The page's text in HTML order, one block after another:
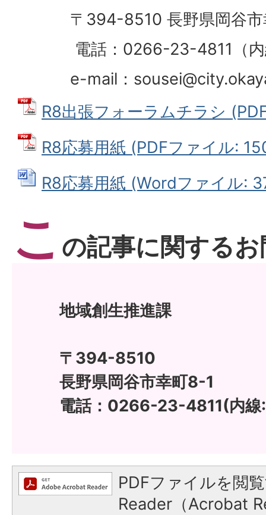
〒394-8510 長野県岡谷市
電話：0266-23-4811（内
e-mail：
R8出張フォーラムチラシ
R8応募用紙 (PDFファイル:
R8応募用紙 (Wordファイル:
こ の記事に関する
地域創生推進課
〒394-8510
長野県岡谷市幸町8-1
電話：0266-23-4811(内線
PDFファイルを閲
Reader（Acrobat